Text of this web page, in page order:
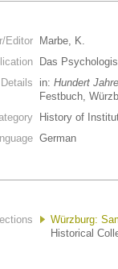
Editor
Marbe, K.
Das
in: Hundert
Festbuch,
History of
German
Würzburg:
Historical